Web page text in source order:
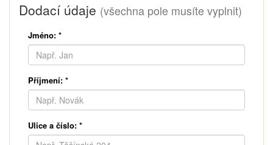
Dodací údaje (všechna pole musíte vyplnit)
Jméno: *
Příjmení: *
Ulice a číslo: *